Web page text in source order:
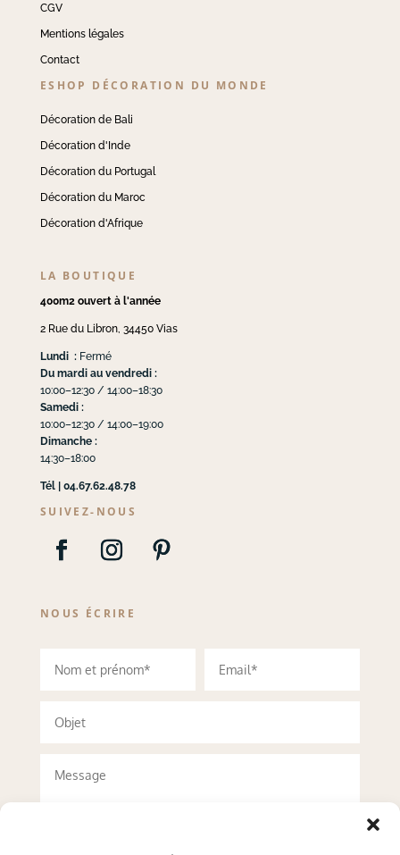
CGV
Mentions légales
Contact
ESHOP DÉCORATION DU MONDE
Décoration de Bali
Décoration d'Inde
Décoration du Portugal
Décoration du Maroc
Décoration d'Afrique
LA BOUTIQUE
400m2 ouvert à l'année
2 Rue du Libron, 34450 Vias
Lundi :Fermé
Du mardi au vendredi :
10:00–12:30 / 14:00–18:30
Samedi :
10:00–12:30 / 14:00–19:00
Dimanche :
14:30–18:00
Tél | 04.67.62.48.78
SUIVEZ-NOUS
NOUS ÉCRIRE